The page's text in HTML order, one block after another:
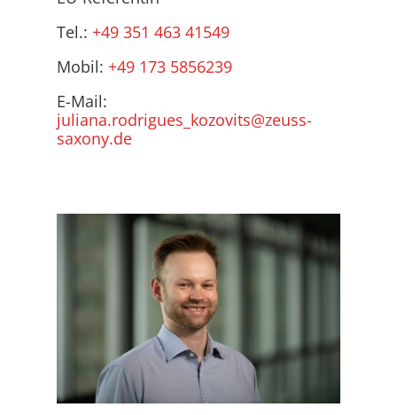
Tel.: +49 351 463 41549
Mobil: +49 173 5856239
E-Mail:
juliana.rodrigues_kozovits@zeuss-
saxony.de